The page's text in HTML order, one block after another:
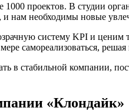
1000 проектов. В студии
нам необходимы новые
систему KPI и ценим
самореализоваться,
в стабильной компании,
«Клондайк»